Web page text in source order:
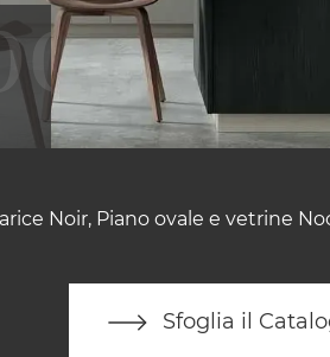
Noir, Piano ovale e vetrine
Sfoglia il